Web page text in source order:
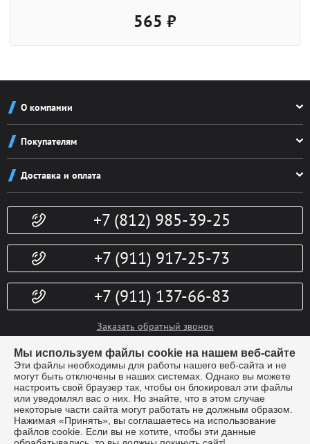
565 ₽
О компании
Реквизиты
Новости
Контакты
Покупателям
Система скидок
Конфиденциальность
Гарантии
Доп. услуги
Доставка и оплата
Политика возврата
+7 (812) 985-39-25
+7 (911) 917-25-73
+7 (911) 137-66-83
Заказать обратный звонок
info@kubki-lider.ru
Мы используем файлы cookie на нашем веб-сайте
Эти файлы необходимы для работы нашего веб-сайта и не
могут быть отключены в наших системах. Однако вы можете
настроить свой браузер так, чтобы он блокировал эти файлы
или уведомлял вас о них. Но знайте, что в этом случае
некоторые части сайта могут работать не должным образом.
Нажимая «Принять», вы соглашаетесь на использование
файлов cookie. Если вы не хотите, чтобы эти данные